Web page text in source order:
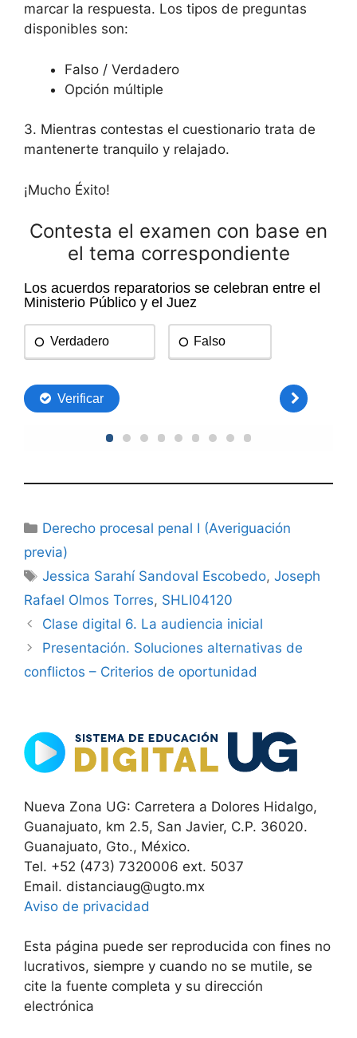
marcar la respuesta. Los tipos de preguntas
disponibles son:
Falso / Verdadero
Opción múltiple
3. Mientras contestas el cuestionario trata de
mantenerte tranquilo y relajado.
¡Mucho Éxito!
Contesta el examen con base en
el tema correspondiente
Categorías
Derecho procesal penal I (Averiguación
previa)
Etiquetas
Jessica Sarahí Sandoval Escobedo,Joseph
Rafael Olmos Torres, SHLI04120
Clase digital 6. La audiencia inicial
Presentación. Soluciones alternativas de
conflictos – Criterios de oportunidad
Nueva Zona UG: Carretera a Dolores Hidalgo,
Guanajuato, km 2.5, San Javier, C.P. 36020.
Guanajuato, Gto., México.
Tel. +52 (473) 7320006 ext. 5037
Email. distanciaug@ugto.mx
Aviso de privacidad
Esta página puede ser reproducida con fines no
lucrativos, siempre y cuando no se mutile, se
cite la fuente completa y su dirección
electrónica